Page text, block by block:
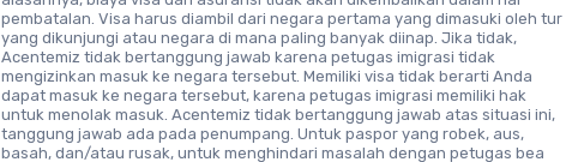
pembatalan. Visa harus diambil dari negara pertama yang dimasuki oleh tur
yang dikunjungi atau negara di mana paling banyak diinap. Jika tidak,
Acentemiz tidak bertanggung jawab karena petugas imigrasi tidak
mengizinkan masuk ke negara tersebut. Memiliki visa tidak berarti Anda
dapat masuk ke negara tersebut, karena petugas imigrasi memiliki hak
untuk menolak masuk. Acentemiz tidak bertanggung jawab atas situasi ini,
tanggung jawab ada pada penumpang. Untuk paspor yang robek, aus,
basah, dan/atau rusak, untuk menghindari masalah dengan petugas bea